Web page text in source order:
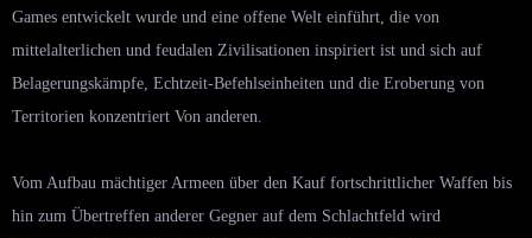
Games entwickelt wurde und eine offene Welt einführt, die von
mittelalterlichen und feudalen Zivilisationen inspiriert ist und sich auf
Belagerungskämpfe, Echtzeit-Befehlseinheiten und die Eroberung von
Territorien konzentriert Von anderen.
Vom Aufbau mächtiger Armeen über den Kauf fortschrittlicher Waffen bis
hin zum Übertreffen anderer Gegner auf dem Schlachtfeld wird